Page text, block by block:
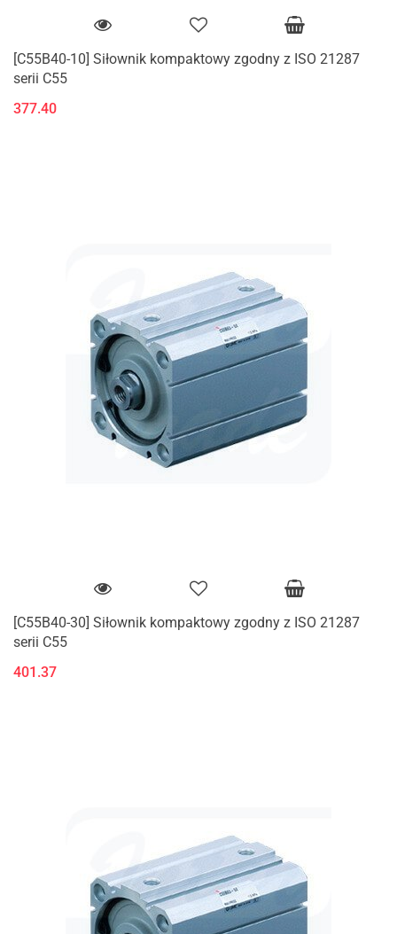
[C55B40-10] Siłownik kompaktowy zgodny z ISO 21287
serii C55
377.40
[C55B40-30] Siłownik kompaktowy zgodny z ISO 21287
serii C55
401.37